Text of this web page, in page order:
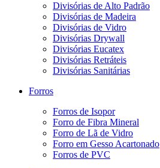
Divisórias de Alto Padrão
Divisórias de Madeira
Divisórias de Vidro
Divisórias Drywall
Divisórias Eucatex
Divisórias Retráteis
Divisórias Sanitárias
Forros
Forros de Isopor
Forro de Fibra Mineral
Forro de Lã de Vidro
Forro em Gesso Acartonado
Forros de PVC